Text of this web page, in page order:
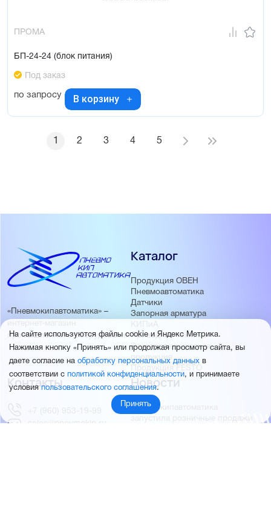
ПРОМА
БП-24-24 (блок питания)
Под заказ
по запросу В корзину
1 2 3 4 5
«Пневмокипавтоматика» –
интернет-магазин
промышленного оборудования
Каталог
Продукция ОВЕН
Пневмоавтоматика
Датчики
Запорная арматура
КИПиА
Приводная техника
Электротехническая
продукция
Продукция FESTO
Новости
Пневмокипавтоматика
запустила розничные продажи
Контакты
+7 (960) 953-19-99
sales@pnevmokip.ru
На сайте используются файлы cookie и Яндекс Метрика.
Нажимая кнопку «Принять» или продолжая просмотр сайта, вы
даете согласие на обработку персональных данных в
соответствии с политикой конфиденциальности, и принимаете
условияпользовательского соглашения.
Принять